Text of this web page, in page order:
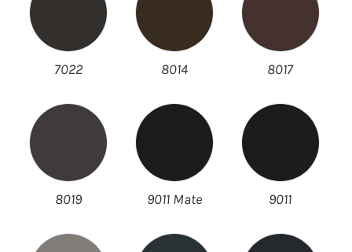
7022 8014 8017
8019 9011 Mate 9011